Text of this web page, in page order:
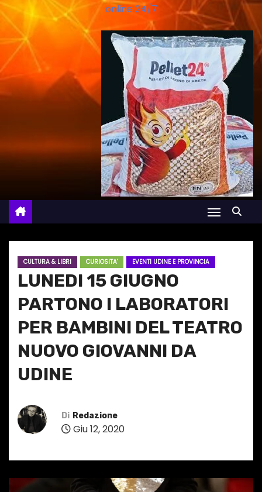
online 24/7
CULTURA & LIBRI CURIOSITA' EVENTI UDINE E PROVINCIA
LUNEDI 15 GIUGNO
PARTONO I LABORATORI
PER BAMBINI DEL TEATRO
NUOVO GIOVANNI DA
UDINE
Di Redazione
Giu 12, 2020